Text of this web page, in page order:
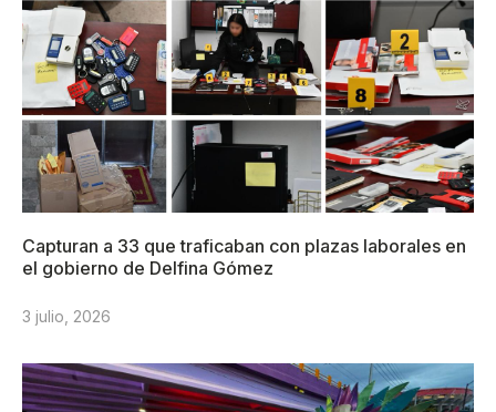
Capturan a 33 que traficaban con plazas laborales en
el gobierno de Delfina Gómez
3 julio, 2026